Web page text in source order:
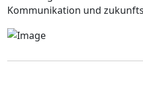
Kommunikation und